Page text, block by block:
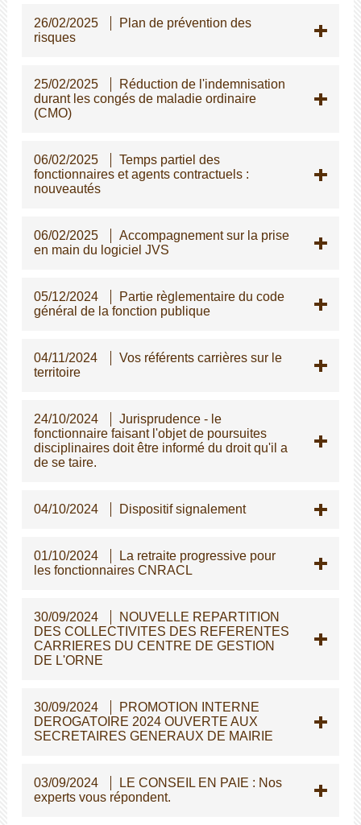
26/02/2025
Plan de prévention des
risques
25/02/2025
Réduction de l'indemnisation
durant les congés de maladie ordinaire
(CMO)
06/02/2025
Temps partiel des
fonctionnaires et agents contractuels :
nouveautés
06/02/2025
Accompagnement sur la prise
en main du logiciel JVS
05/12/2024
Partie règlementaire du code
général de la fonction publique
04/11/2024
Vos référents carrières sur le
territoire
24/10/2024
Jurisprudence - le
fonctionnaire faisant l'objet de poursuites
disciplinaires doit être informé du droit qu'il a
de se taire.
04/10/2024 Dispositif signalement
01/10/2024
La retraite progressive pour
les fonctionnaires CNRACL
30/09/2024
NOUVELLE REPARTITION
DES COLLECTIVITES DES REFERENTES
CARRIERES DU CENTRE DE GESTION
DE L'ORNE
30/09/2024
PROMOTION INTERNE
DEROGATOIRE 2024 OUVERTE AUX
SECRETAIRES GENERAUX DE MAIRIE
03/09/2024
LE CONSEIL EN PAIE : Nos
experts vous répondent.